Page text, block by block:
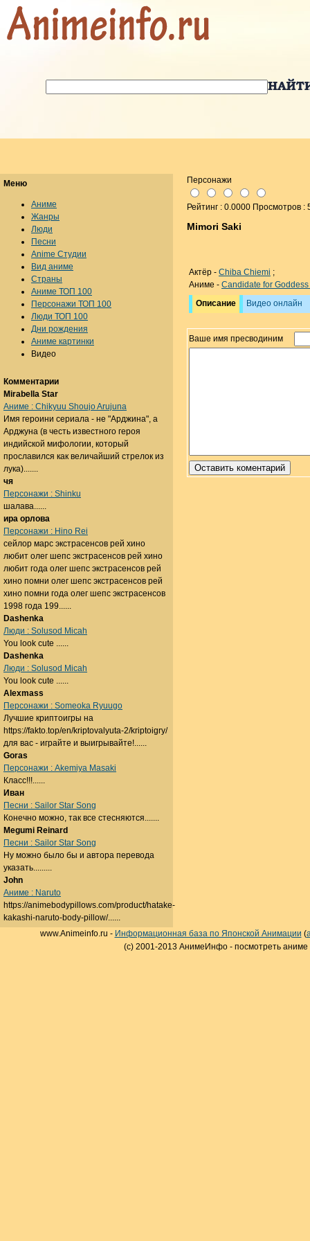
Персонажи
Рейтинг : 0.0000 Просмотров :
Mimori Saki
Актёр - Chiba Chiemi ;
Аниме - Candidate for Goddess
Описание
Видео онлайн
Ваше имя пресводиним
Меню
Аниме
Жанры
Люди
Песни
Anime Студии
Вид аниме
Страны
Аниме ТОП 100
Персонажи ТОП 100
Люди ТОП 100
Дни рождения
Аниме картинки
Видео
Комментарии
Mirabella Star
Аниме : Chikyuu Shoujo Arujuna
Имя героини сериала - не "Арджина", а
Арджуна (в честь известного героя
индийской мифологии, который
прославился как величайший стрелок из
лука).......
чя
Персонажи : Shinku
шалава......
ира орлова
Персонажи : Hino Rei
сейлор марс экстрасенсов рей хино
любит олег шепс экстрасенсов рей хино
любит года олег шепс экстрасенсов рей
хино помни олег шепс экстрасенсов рей
хино помни года олег шепс экстрасенсов
1998 года 199......
Dashenka
Люди : Solusod Micah
You look cute ......
Dashenka
Люди : Solusod Micah
You look cute ......
Alexmass
Персонажи : Someoka Ryuugo
Лучшие криптоигры на
https://fakto.top/en/kriptovalyuta-2/kriptoigry/
для вас - играйте и выигрывайте!......
Goras
Персонажи : Akemiya Masaki
Класс!!!......
Иван
Песни : Sailor Star Song
Конечно можно, так все стесняются.......
Megumi Reinard
Песни : Sailor Star Song
Ну можно было бы и автора перевода
указать.........
John
Аниме : Naruto
https://animebodypillows.com/product/hatake-
kakashi-naruto-body-pillow/......
www.Animeinfo.ru - Информационная база по Японской Анимации (
(c) 2001-2013 АнимеИнфо - посмотреть аниме